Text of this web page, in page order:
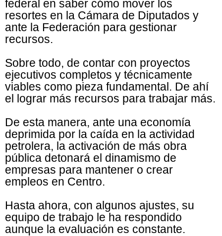
federal en saber cómo mover los
resortes en la Cámara de Diputados y
ante la Federación para gestionar
recursos.
Sobre todo, de contar con proyectos
ejecutivos completos y técnicamente
viables como pieza fundamental. De ahí
el lograr más recursos para trabajar más.
De esta manera, ante una economía
deprimida por la caída en la actividad
petrolera, la activación de más obra
pública detonará el dinamismo de
empresas para mantener o crear
empleos en Centro.
Hasta ahora, con algunos ajustes, su
equipo de trabajo le ha respondido
aunque la evaluación es constante.